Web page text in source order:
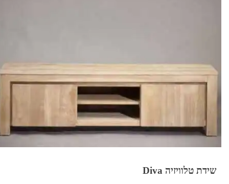
שידת טלוויזיה Diva